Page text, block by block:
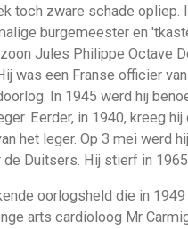
toch zware schade opliep.
burgemeester en
Jules Philippe Octave
was een Franse officier
In 1945 werd hij
Eerder, in 1940, kreeg
het leger. Op 3 mei werd hij
Duitsers. Hij stierf in
oorlogsheld die in
arts cardioloog Mr